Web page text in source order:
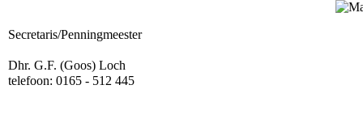
Secretaris/Penningmeester
Dhr. G.F. (Goos) Loch
telefoon: 0165 - 512 445